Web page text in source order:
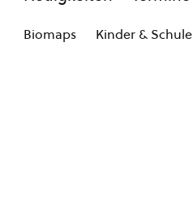
Biomaps Kinder & Schule